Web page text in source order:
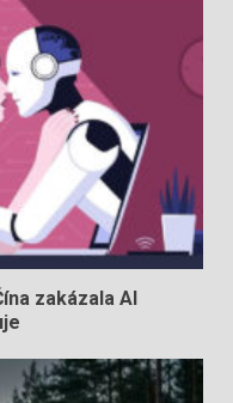
zakázala AI